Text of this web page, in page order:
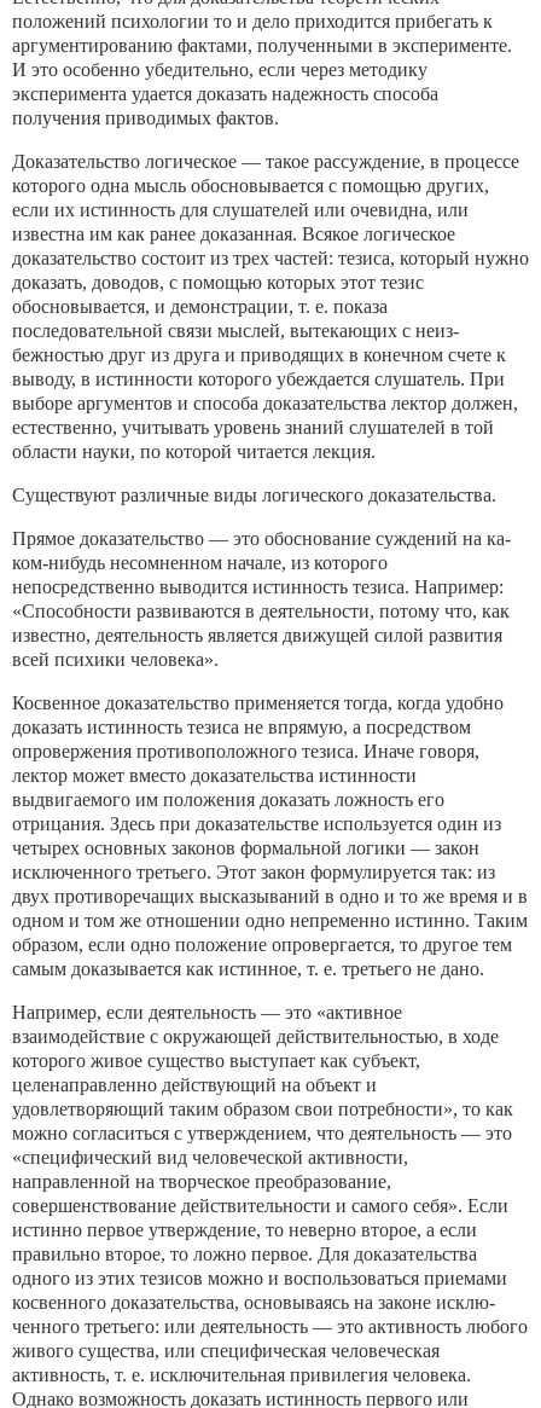
положений психоло­гии то и дело приходится прибегать к
аргументированию факта­ми, полученными в эксперименте.
И это особенно убедительно, если через методику
эксперимента удается доказать надежность способа
получения приводимых фактов.
Доказательство логическое — такое рассуждение, в процессе
которого одна мысль обосновывается с помощью других,
если их истинность для слушателей или очевидна, или
известна им как ранее доказанная. Всякое логическое
доказательство состоит из трех частей: тезиса, который нужно
доказать, доводов, с помо­щью которых этот тезис
обосновывается, и демонстрации, т. е. показа
последовательной связи мыслей, вытекающих с неиз­
бежностью друг из друга и приводящих в конечном счете к
вы­воду, в истинности которого убеждается слушатель. При
выбо­ре аргументов и способа доказательства лектор должен,
естест­венно, учитывать уровень знаний слушателей в той
области нау­ки, по которой читается лекция.
Существуют различные виды логического доказательства.
Прямое доказательство — это обоснование суждений на ка­
ком-нибудь несомненном начале, из которого
непосредственно выводится истинность тезиса. Например:
«Способности развива­ются в деятельности, потому что, как
известно, деятельность яв­ляется движущей силой развития
всей психики человека».
Косвенное доказательство применяется тогда, когда удобно
доказать истинность тезиса не впрямую, а посредством
опровер­жения противоположного тезиса. Иначе говоря,
лектор может вместо доказательства истинности
выдвигаемого им положения доказать ложность его
отрицания. Здесь при доказательстве ис­пользуется один из
четырех основных законов формальной ло­гики — закон
исключенного третьего. Этот закон формулирует­ся так: из
двух противоречащих высказываний в одно и то же время и в
одном и том же отношении одно непременно истинно. Таким
образом, если одно положение опровергается, то другое тем
самым доказывается как истинное, т. е. третьего не дано.
Например, если деятельность — это «активное
взаимодействие с окружающей действительностью, в ходе
которого живое суще­ство выступает как субъект,
целенаправленно действующий на объект и
удовлетворяющий таким образом свои потребности», то как
можно согласиться с утверждением, что деятельность — это
«специфический вид человеческой активности,
направленной на творческое преобразование,
совершенствование действительно­сти и самого себя». Если
истинно первое утверждение, то невер­но второе, а если
правильно второе, то ложно первое. Для доказа­тельства
одного из этих тезисов можно и воспользоваться прие­мами
косвенного доказательства, основываясь на законе исклю­
ченного третьего: или деятельность — это активность любого
жи­вого существа, или специфическая человеческая
активность, т. е. исключительная привилегия человека.
Однако возможность доказать истинность первого или